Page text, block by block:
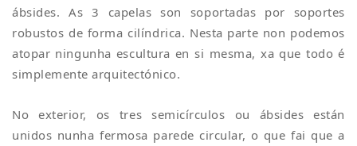
ábsides. As 3 capelas son soportadas por soportes
robustos de forma cilíndrica. Nesta parte non podemos
atopar ningunha escultura en si mesma, xa que todo é
simplemente arquitectónico.
No exterior, os tres semicírculos ou ábsides están
unidos nunha fermosa parede circular, o que fai que a